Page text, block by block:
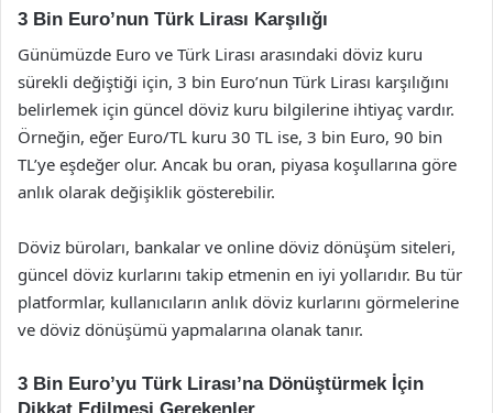
3 Bin Euro’nun Türk Lirası Karşılığı
Günümüzde Euro ve Türk Lirası arasındaki döviz kuru
sürekli değiştiği için, 3 bin Euro’nun Türk Lirası karşılığını
belirlemek için güncel döviz kuru bilgilerine ihtiyaç vardır.
Örneğin, eğer Euro/TL kuru 30 TL ise, 3 bin Euro, 90 bin
TL’ye eşdeğer olur. Ancak bu oran, piyasa koşullarına göre
anlık olarak değişiklik gösterebilir.
Döviz büroları, bankalar ve online döviz dönüşüm siteleri,
güncel döviz kurlarını takip etmenin en iyi yollarıdır. Bu tür
platformlar, kullanıcıların anlık döviz kurlarını görmelerine
ve döviz dönüşümü yapmalarına olanak tanır.
3 Bin Euro’yu Türk Lirası’na Dönüştürmek İçin